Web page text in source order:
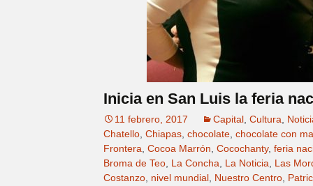
Inicia en San Luis la feria
11 febrero, 2017 Capital Cultura
Chatello Chiapas chocolate chocolate con
Frontera Cocoa Marrón Cocochanty, feria
Broma de Teo La Concha La Noticia
Las
Costanzo nivel mundial Nuestro Centro